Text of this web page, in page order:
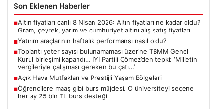
Son Eklenen Haberler
■Altın fiyatları canlı 8 Nisan 2026: Altın fiyatları ne kadar oldu?
Gram, çeyrek, yarım ve cumhuriyet altını alış satış fiyatları
■Yatırım araçlarının haftalık performansı nasıl oldu?
■Toplantı yeter sayısı bulunamaması üzerine TBMM Genel
Kurul birleşimi kapandı… İYİ Partili Çömez’den tepki: ‘Milletin
vergileriyle çalışması gereken bu çatı…’
■Açık Hava Mutfakları ve Prestijli Yaşam Bölgeleri
■Öğrencilere maaş gibi burs müjdesi. O üniversiteyi seçene
her ay 25 bin TL burs desteği